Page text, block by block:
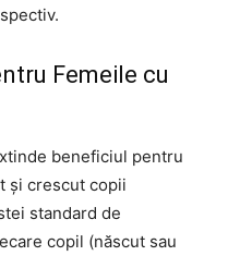
Femeile cu
beneficiul pentru
și crescut copii
standard de
copil (născut sau